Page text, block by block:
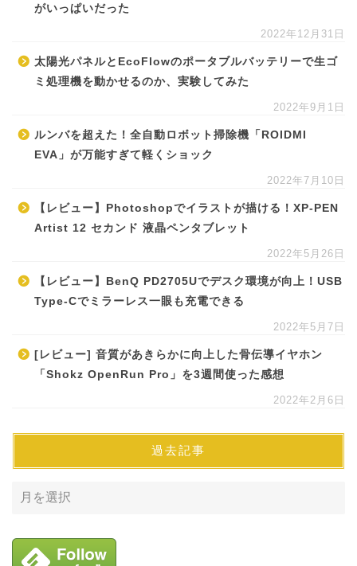
がいっぱいだった
2022年12月31日
太陽光パネルとEcoFlowのポータブルバッテリーで生ゴ
ミ処理機を動かせるのか、実験してみた
2022年9月1日
ルンバを超えた！全自動ロボット掃除機「ROIDMI
EVA」が万能すぎて軽くショック
2022年7月10日
【レビュー】Photoshopでイラストが描ける！XP-PEN
Artist 12 セカンド 液晶ペンタブレット
2022年5月26日
【レビュー】BenQ PD2705Uでデスク環境が向上！USB
Type-Cでミラーレス一眼も充電できる
2022年5月7日
[レビュー] 音質があきらかに向上した骨伝導イヤホン
「Shokz OpenRun Pro」を3週間使った感想
2022年2月6日
過去記事